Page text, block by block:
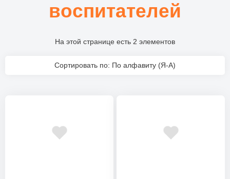
воспитателей
Сортировать по: По алфавиту (Я-А)
На этой странице есть 2 элементов